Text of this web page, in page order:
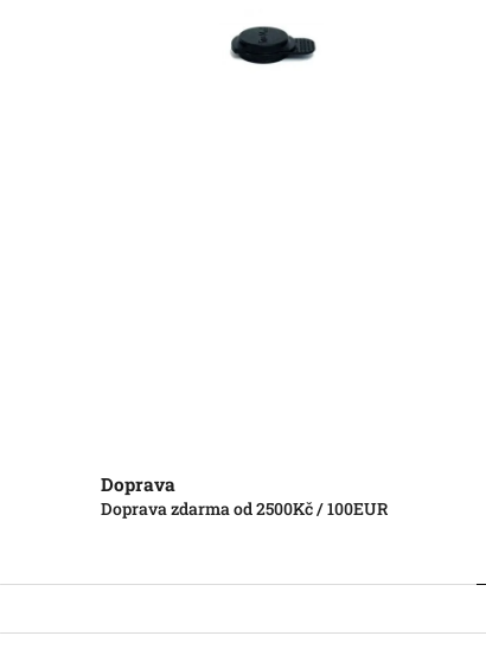
Doprava
Doprava zdarma od 2500Kč / 100EUR